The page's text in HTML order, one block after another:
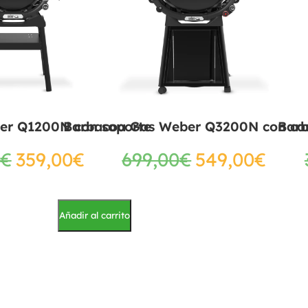
Q1200N con soporte
€359,00€
Barbacoa Gas Weber Q3200N con
699,00€549,00€
Añadir al carrito